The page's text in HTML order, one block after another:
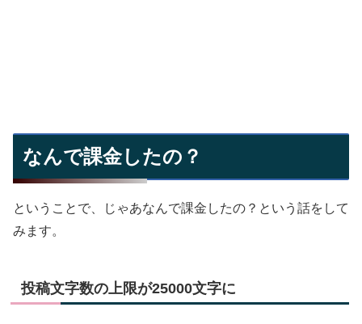
なんで課金したの？
ということで、じゃあなんで課金したの？という話をして
みます。
投稿文字数の上限が25000文字に